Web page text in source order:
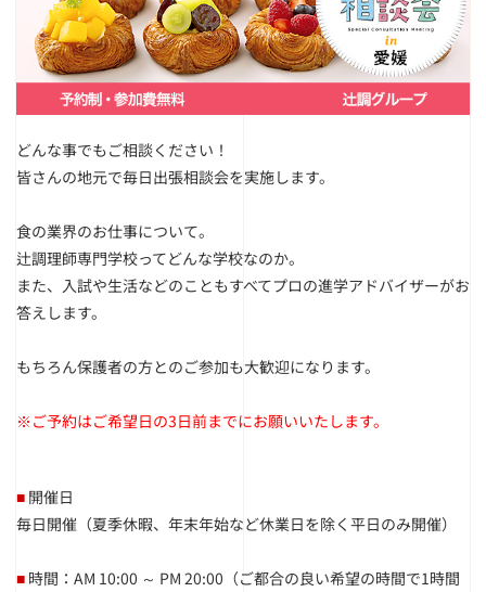
どんな事でもご相談ください！
皆さんの地元で毎日出張相談会を実施します。
食の業界のお仕事について。
辻調理師専門学校ってどんな学校なのか。
また、入試や生活などのこともすべてプロの進学アドバイザーがお
答えします。
もちろん保護者の方とのご参加も大歓迎になります。
※ご予約はご希望日の3日前までにお願いいたします。
■ 開催日
毎日開催（夏季休暇、年末年始など休業日を除く平日のみ開催）
■ 時間：AM 10:00 ～ PM 20:00（ご都合の良い希望の時間で1時間